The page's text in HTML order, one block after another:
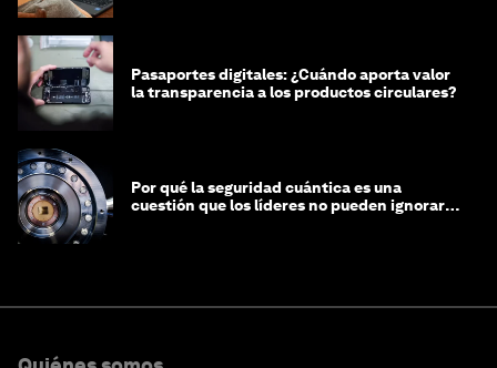
Pasaportes digitales: ¿Cuándo aporta valor
la transparencia a los productos circulares?
Por qué la seguridad cuántica es una
cuestión que los líderes no pueden ignorar